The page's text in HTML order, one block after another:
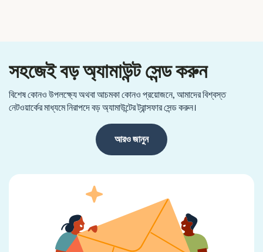
সহজেই বড় অ্যামাউন্ট সেন্ড করুন
বিশেষ কোনও উপলক্ষ্যে অথবা আচমকা কোনও প্রয়োজনে, আমাদের বিশ্বস্ত
নেটওয়ার্কের মাধ্যমে নিরাপদে বড় অ্যামাউন্টের ট্রান্সফার সেন্ড করুন।
আরও জানুন